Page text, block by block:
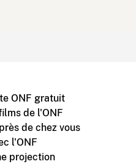
ONF gratuit
de l'ONF
de chez vous
l'ONF
projection